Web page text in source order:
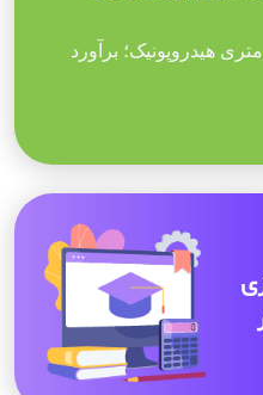
هزینه ساخت گلخانه ۱۰۰۰ متری هیدروپونیک؛ برآورد